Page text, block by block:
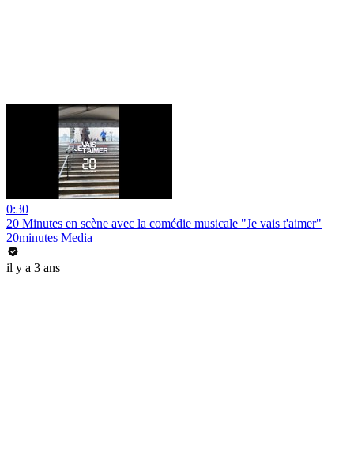
0:30
20 Minutes en scène avec la comédie musicale "Je vais t'aimer"
20minutes Media
il y a 3 ans